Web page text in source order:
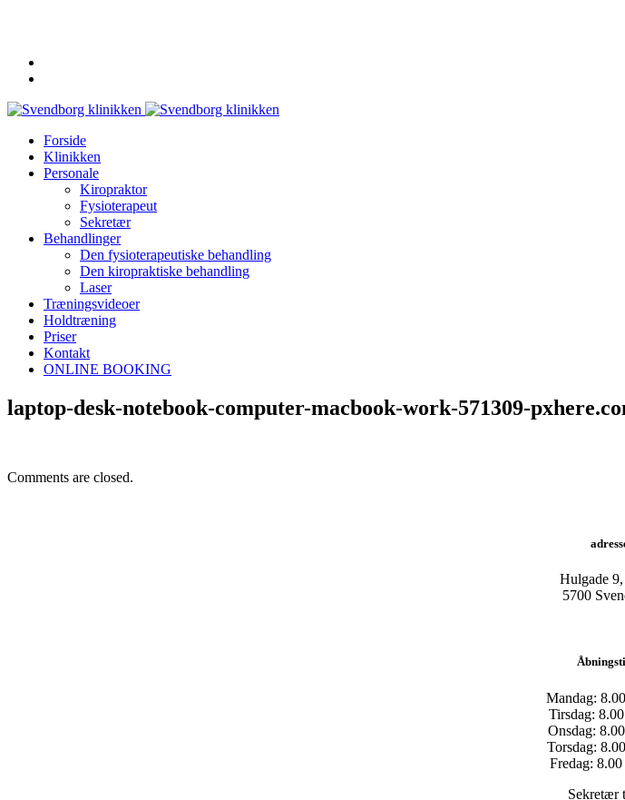
Forside
Klinikken
Personale
Kiropraktor
Fysioterapeut
Sekretær
Behandlinger
Den fysioterapeutiske behandling
Den kiropraktiske behandling
Laser
Træningsvideoer
Holdtræning
Priser
Kontakt
ONLINE BOOKING
laptop-desk-notebook-computer-macbook-work-571309-
Comments are closed.
Hulgade 9,
​5700
Mandag:
Tirsdag:
Onsdag:
Torsdag:
Fredag:
Sekretær